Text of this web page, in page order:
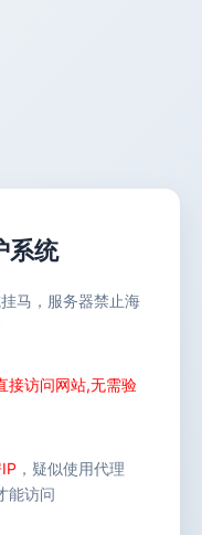
系统
马，服务器禁止海
接访问网站,无需验
，疑似使用代理
能访问